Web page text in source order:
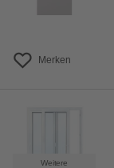
Merken
Weitere